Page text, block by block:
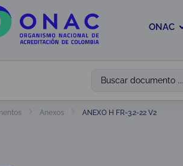
ONAC
Anexos ANEXO H FR-3.2-22 V2